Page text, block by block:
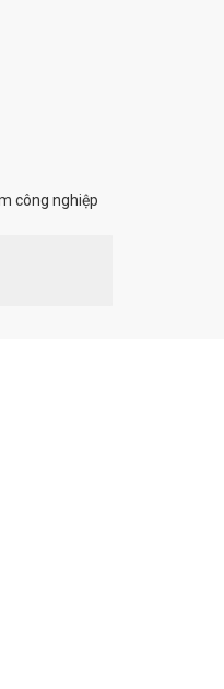
công nghiệp